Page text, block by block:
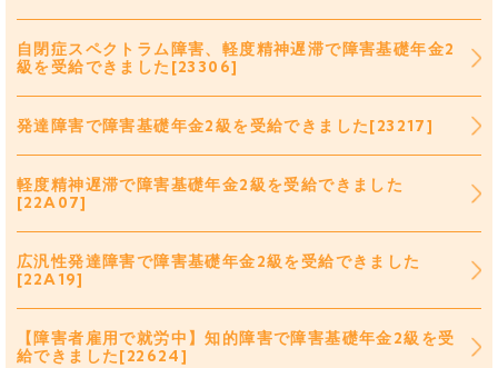
自閉症スペクトラム障害、軽度精神遅滞で障害基礎年金2
級を受給できました[23306]
発達障害で障害基礎年金2級を受給できました[23217]
軽度精神遅滞で障害基礎年金2級を受給できました
[22A07]
広汎性発達障害で障害基礎年金2級を受給できました
[22A19]
【障害者雇用で就労中】知的障害で障害基礎年金2級を受
給できました[22624]